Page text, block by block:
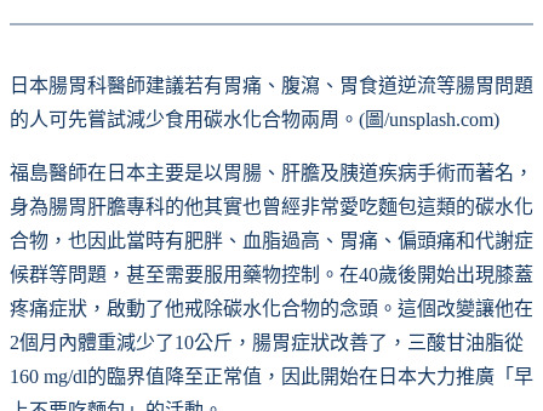
日本腸胃科醫師建議若有胃痛、腹瀉、胃食道逆流等腸胃問題
的人可先嘗試減少食用碳水化合物兩周。(圖/unsplash.com)
福島醫師在日本主要是以胃腸、肝膽及胰道疾病手術而著名，
身為腸胃肝膽專科的他其實也曾經非常愛吃麵包這類的碳水化
合物，也因此當時有肥胖、血脂過高、胃痛、偏頭痛和代謝症
候群等問題，甚至需要服用藥物控制。在40歲後開始出現膝蓋
疼痛症狀，啟動了他戒除碳水化合物的念頭。這個改變讓他在
2個月內體重減少了10公斤，腸胃症狀改善了，三酸甘油脂從
160 mg/dl的臨界值降至正常值，因此開始在日本大力推廣「早